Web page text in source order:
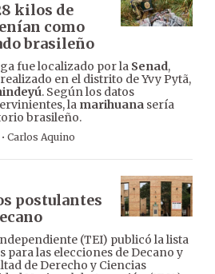
kilos de
como
brasileño
fue localizado por la Senad,
en el distrito de Yvy Pytã,
. Según los datos
la marihuana sería
brasileño.
· Carlos Aquino
postulantes
(TEI) publicó la lista
para las elecciones de Decano y
de Derecho y Ciencias